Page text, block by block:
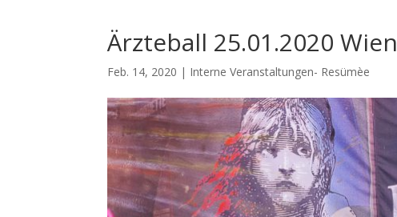
Ärzteball 25.01.2020 Wien
Feb. 14, 2020 | Interne Veranstaltungen- Resümèe